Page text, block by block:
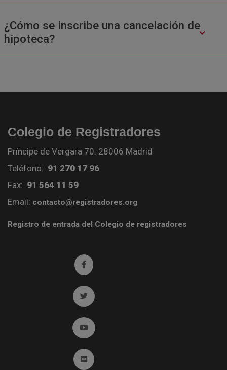
¿Cómo se inscribe una cancelación de
hipoteca?
Colegio de Registradores
Príncipe de Vergara 70. 28006 Madrid
Teléfono: 91 270 17 96
Fax: 91 564 11 59
Email: contacto@registradores.org
Registro de entrada del Colegio de registradores
Ir a facebook (abre en ventana nueva)
Ir a twitter (abre en ventana nueva)
Ir a YouTube (abre en ventana nueva)
Ir a Flickr (abre en ventana nueva)